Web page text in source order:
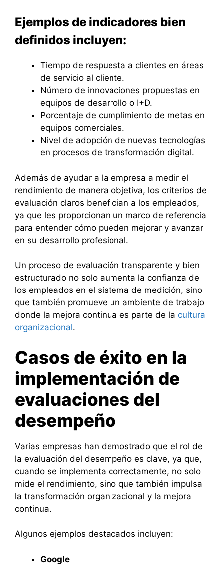
Ejemplos de indicadores bien
definidos incluyen:
Tiempo de respuesta a clientes en áreas
de servicio al cliente.
Número de innovaciones propuestas en
equipos de desarrollo o I+D.
Porcentaje de cumplimiento de metas en
equipos comerciales.
Nivel de adopción de nuevas tecnologías
en procesos de transformación digital.
Además de ayudar a la empresa a medir el
rendimiento de manera objetiva, los criterios de
evaluación claros benefician a los empleados,
ya que les proporcionan un marco de referencia
para entender cómo pueden mejorar y avanzar
en su desarrollo profesional.
Un proceso de evaluación transparente y bien
estructurado no solo aumenta la confianza de
los empleados en el sistema de medición, sino
que también promueve un ambiente de trabajo
donde la mejora continua es parte de la cultura
organizacional.
Casos de éxito en la
implementación de
evaluaciones del
desempeño
Varias empresas han demostrado que el rol de
la evaluación del desempeño es clave, ya que,
cuando se implementa correctamente, no solo
mide el rendimiento, sino que también impulsa
la transformación organizacional y la mejora
continua.
Algunos ejemplos destacados incluyen:
Google